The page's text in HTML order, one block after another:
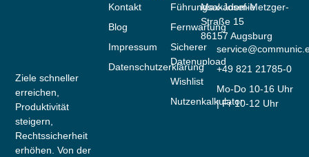
Ziele schneller
erreichen,
Produktivität
steigern,
Rechtssicherheit
erhöhen. Von der
Führungsakademie
Fernwartung
Sicherer
Datenupload
Wishlist
Nutzenkalkulator
Kontakt
Blog
Impressum
Datenschutzerklärung
Max-Josef-Metzger-
Straße 15
86157 Augsburg
+49 821 21785-0
Mo-Do 10-16 Uhr
| Fr 10-12 Uhr